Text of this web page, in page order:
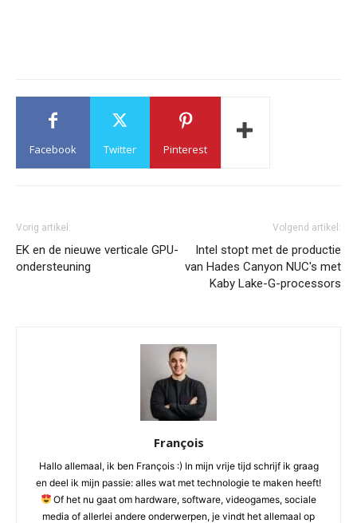
Facebook Twitter Pinterest
Vorig artikel:
EK en de nieuwe verticale GPU-
ondersteuning
Volgend artikel:
Intel stopt met de productie
van Hades Canyon NUC's met
Kaby Lake-G-processors
François
Hallo allemaal, ik ben François :) In mijn vrije tijd schrijf ik graag
en deel ik mijn passie: alles wat met technologie te maken heeft!
Of het nu gaat om hardware, software, videogames, sociale
media of allerlei andere onderwerpen, je vindt het allemaal op